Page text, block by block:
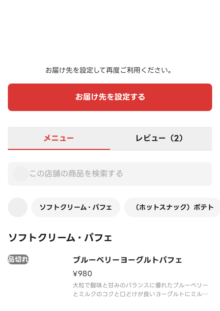
お届け先を設定して再度ご利用ください。
お届け先を設定する
メニュー レビュー（2）
ソフトクリーム・パフェ （ホットスナック）ポテト
ソフトクリーム・パフェ
ブルーベリーヨーグルトパフェ
品切れ
¥980
大粒で酸味と甘みのバランスに優れたブルーベリー
とミルクのコクと口どけが良いヨーグルトにミルク